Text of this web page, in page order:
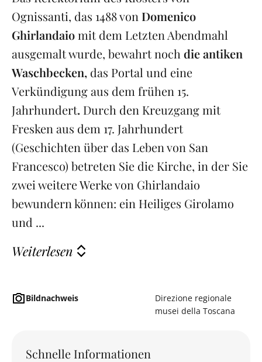
Ognissanti, das 1488 von Domenico
Ghirlandaiomit dem Letzten Abendmahl
ausgemalt wurde, bewahrt noch die antiken
Waschbecken, das Portal und eine
Verkündigung aus dem frühen 15.
Jahrhundert. Durch den Kreuzgang mit
Fresken aus dem 17. Jahrhundert
(Geschichten über das Leben von San
Francesco) betreten Sie die Kirche, in der Sie
zwei weitere Werke von Ghirlandaio
bewundern können: ein Heiliges Girolamo
und ...
Weiterlesen
Bildnachweis
Direzione regionale
musei della Toscana
Schnelle Informationen